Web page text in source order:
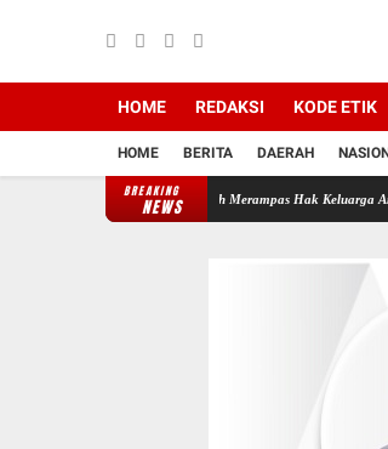
HOME REDAKSI KODE ETIK
HOME BERITA DAERAH
BREAKING
NEWS
Mafia Tanah Merampas Hak Keluarga Ambar